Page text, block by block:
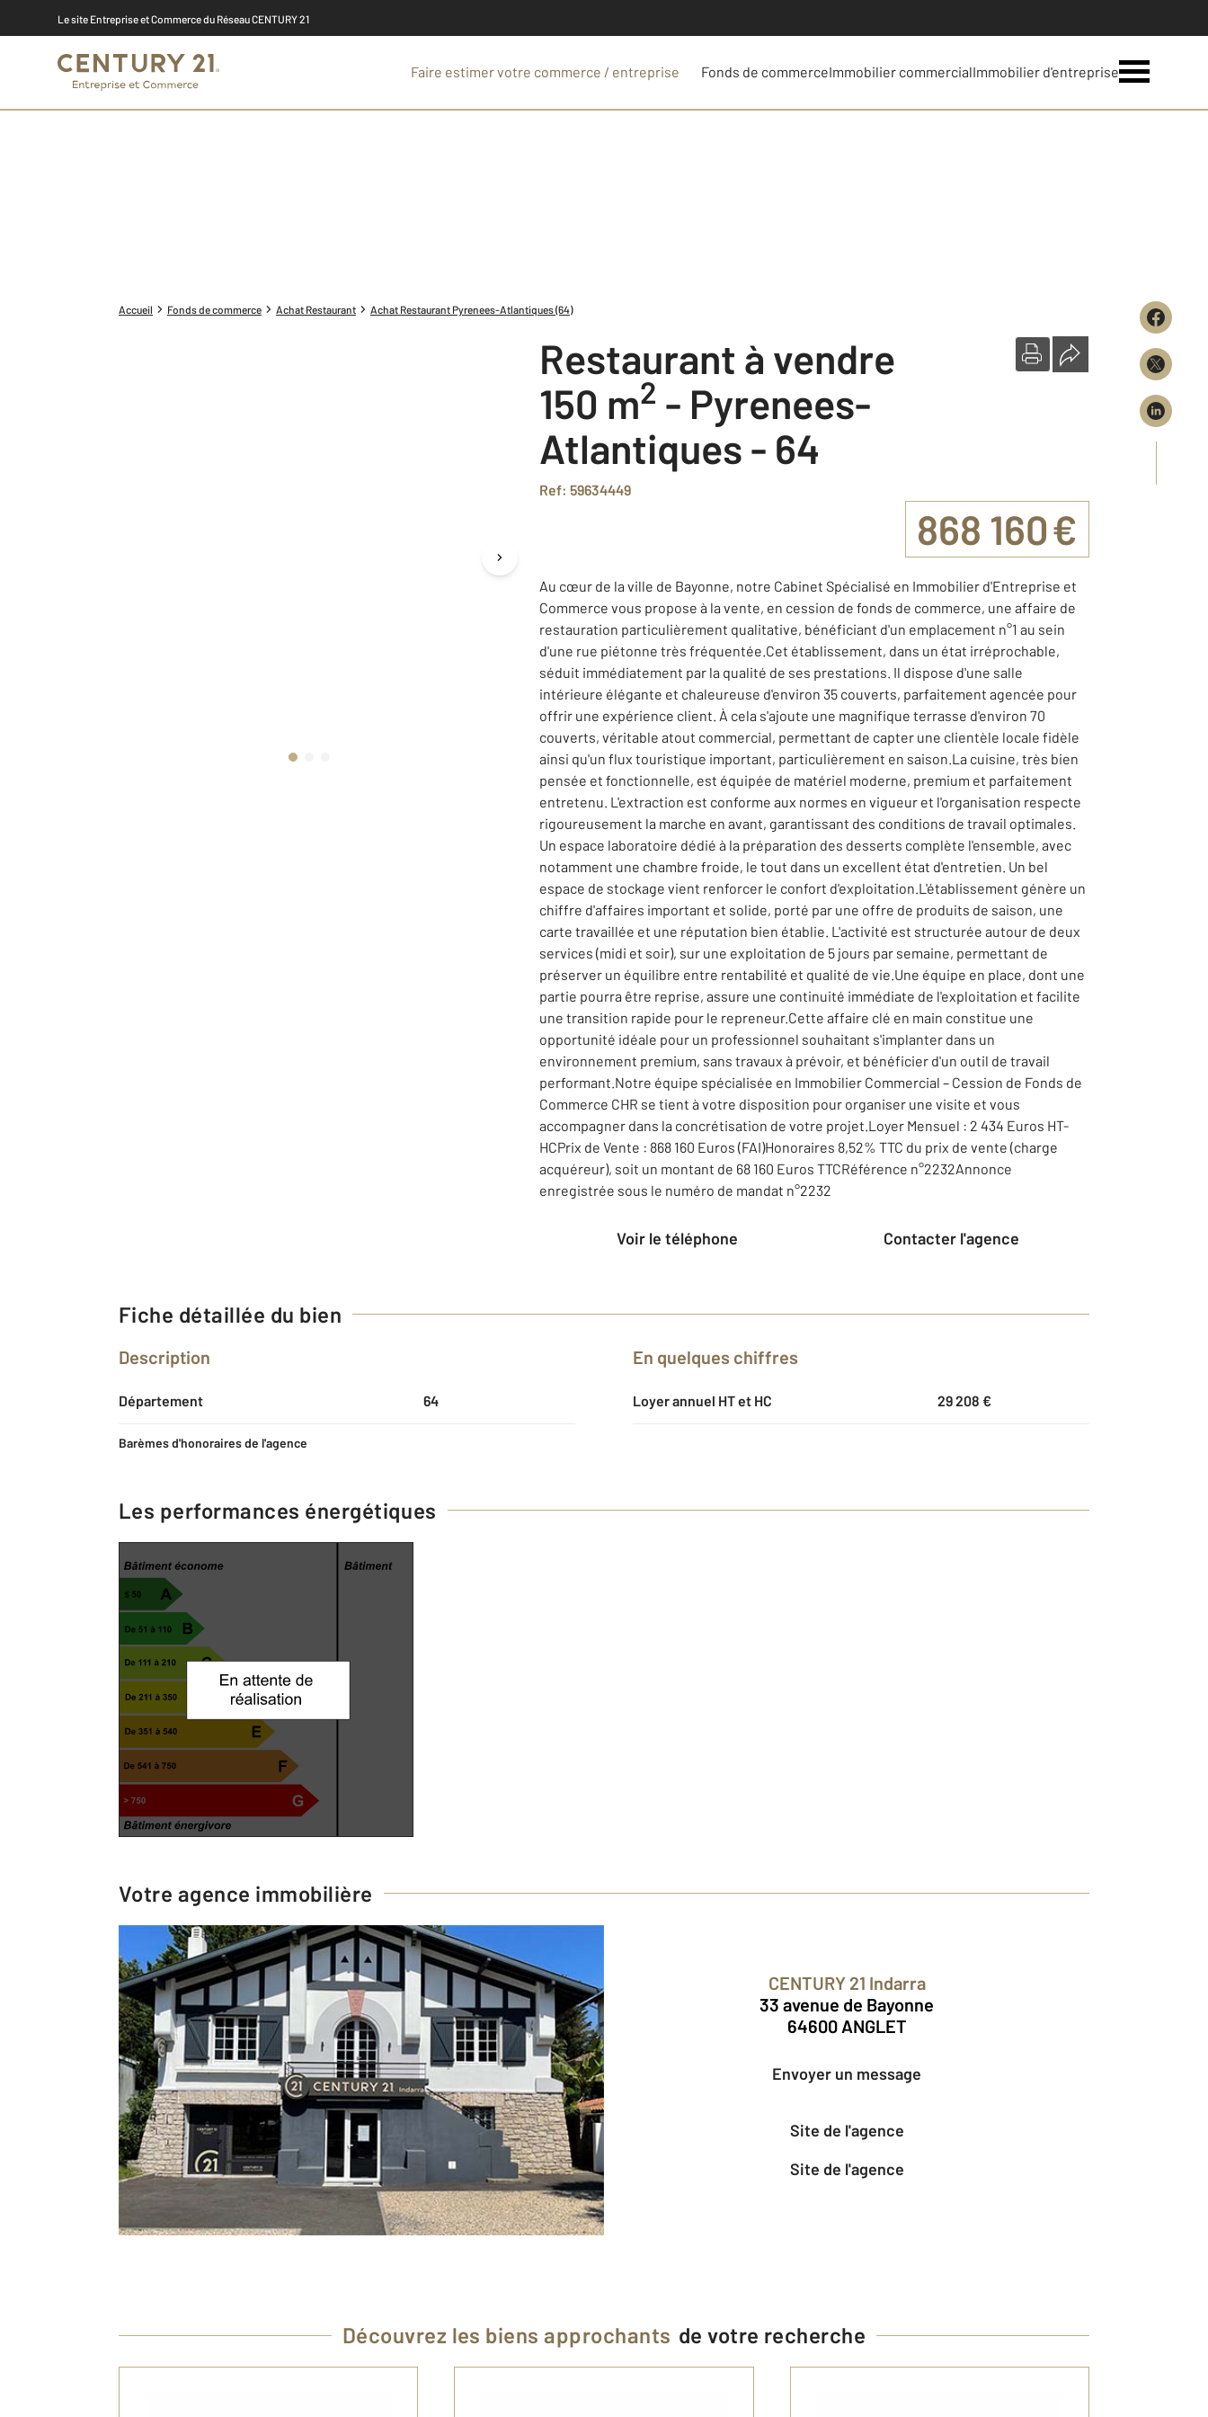
Le site Entreprise et Commerce du Réseau CENTURY 21
Faire estimer votre commerce / entreprise Fonds de commerceImmobilier commercialImmobilier d'entreprise
Accueil Fonds de commerce Achat Restaurant Achat Restaurant Pyrenees-Atlantiques (64)
Restaurant à vendre
150 m2 - Pyrenees-
Atlantiques - 64
Ref: 59634449
868 160 €
Au cœur de la ville de Bayonne, notre Cabinet Spécialisé en Immobilier d'Entreprise et
Commerce vous propose à la vente, en cession de fonds de commerce, une affaire de
restauration particulièrement qualitative, bénéficiant d'un emplacement n°1 au sein
d'une rue piétonne très fréquentée.Cet établissement, dans un état irréprochable,
séduit immédiatement par la qualité de ses prestations. Il dispose d'une salle
intérieure élégante et chaleureuse d'environ 35 couverts, parfaitement agencée pour
offrir une expérience client. À cela s'ajoute une magnifique terrasse d'environ 70
couverts, véritable atout commercial, permettant de capter une clientèle locale fidèle
ainsi qu'un flux touristique important, particulièrement en saison.La cuisine, très bien
pensée et fonctionnelle, est équipée de matériel moderne, premium et parfaitement
entretenu. L'extraction est conforme aux normes en vigueur et l'organisation respecte
rigoureusement la marche en avant, garantissant des conditions de travail optimales.
Un espace laboratoire dédié à la préparation des desserts complète l'ensemble, avec
notamment une chambre froide, le tout dans un excellent état d'entretien. Un bel
espace de stockage vient renforcer le confort d'exploitation.L'établissement génère un
chiffre d'affaires important et solide, porté par une offre de produits de saison, une
carte travaillée et une réputation bien établie. L'activité est structurée autour de deux
services (midi et soir), sur une exploitation de 5 jours par semaine, permettant de
préserver un équilibre entre rentabilité et qualité de vie.Une équipe en place, dont une
partie pourra être reprise, assure une continuité immédiate de l'exploitation et facilite
une transition rapide pour le repreneur.Cette affaire clé en main constitue une
opportunité idéale pour un professionnel souhaitant s'implanter dans un
environnement premium, sans travaux à prévoir, et bénéficier d'un outil de travail
performant.Notre équipe spécialisée en Immobilier Commercial – Cession de Fonds de
Commerce CHR se tient à votre disposition pour organiser une visite et vous
accompagner dans la concrétisation de votre projet.Loyer Mensuel : 2 434 Euros HT-
HCPrix de Vente : 868 160 Euros (FAI)Honoraires 8,52% TTC du prix de vente (charge
acquéreur), soit un montant de 68 160 Euros TTCRéférence n°2232Annonce
enregistrée sous le numéro de mandat n°2232
Voir le téléphone Contacter l'agence
Fiche détaillée du bien
Description
Département 64
En quelques chiffres
Loyer annuel HT et HC 29 208 €
Barèmes d'honoraires de l'agence
Les performances énergétiques
Votre agence immobilière
CENTURY 21 Indarra
33 avenue de Bayonne
64600 ANGLET
Envoyer un message
Site de l'agence
Site de l'agence
Découvrez les biens approchants de votre recherche